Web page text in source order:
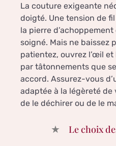
La couture exigeante
doigté. Une tension de
la pierre
soigné. Mais ne baissez
patientez, ouvrez l’œil et
par tâtonnements que
accord. Assurez-vous
adaptée à la légèreté
de le déchirer ou de le
Le choix